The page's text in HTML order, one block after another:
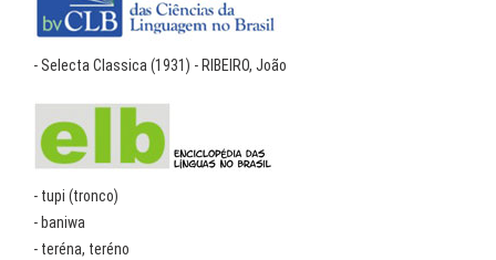
- Selecta Classica (1931) - RIBEIRO, João
- tupi (tronco)
- baniwa
- teréna, teréno